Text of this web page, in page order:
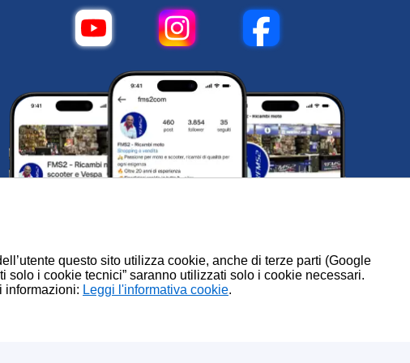
questo sito utilizza cookie, anche di terze parti (Google
solo i cookie tecnici” saranno utilizzati solo i cookie necessari.
informazioni:
.